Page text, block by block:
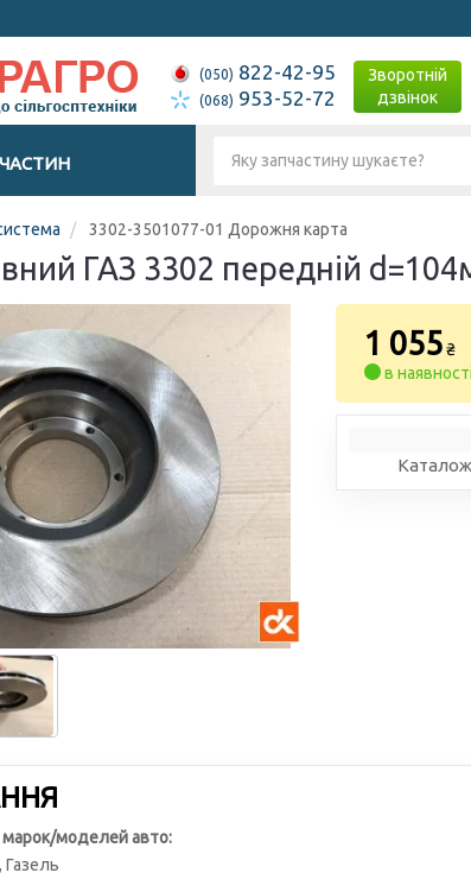
(050) 822-42-95
(068) 953-52-72
Зворотній
дзвінок
3302-3501077-01 Дорожня карта
ГАЗ 3302 передній
1 055 ₴
в наявності
марок/моделей авто:
, Газель